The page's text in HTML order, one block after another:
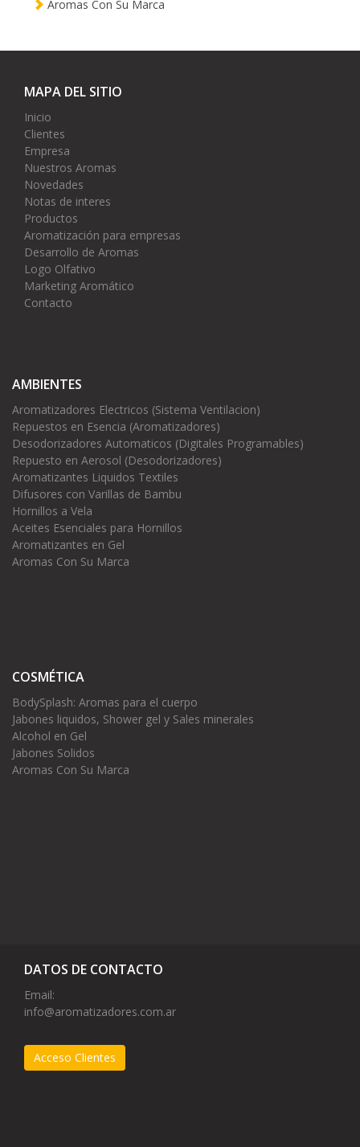
Aromas Con Su Marca
MAPA DEL SITIO
Inicio
Clientes
Empresa
Nuestros Aromas
Novedades
Notas de interes
Productos
Aromatización para empresas
Desarrollo de Aromas
Logo Olfativo
Marketing Aromático
Contacto
AMBIENTES
Aromatizadores Electricos (Sistema Ventilacion)
Repuestos en Esencia (Aromatizadores)
Desodorizadores Automaticos (Digitales Programables)
Repuesto en Aerosol (Desodorizadores)
Aromatizantes Liquidos Textiles
Difusores con Varillas de Bambu
Hornillos a Vela
Aceites Esenciales para Hornillos
Aromatizantes en Gel
Aromas Con Su Marca
COSMÉTICA
BodySplash: Aromas para el cuerpo
Jabones liquidos, Shower gel y Sales minerales
Alcohol en Gel
Jabones Solidos
Aromas Con Su Marca
DATOS DE CONTACTO
Email:
info@aromatizadores.com.ar
Acceso Clientes